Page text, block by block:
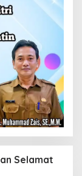
Selamat